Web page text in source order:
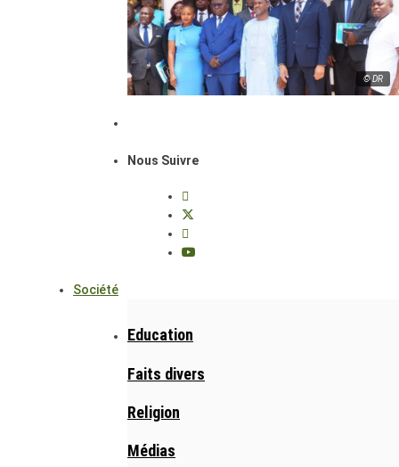
© DR
Nous Suivre
Société
Education
Faits divers
Religion
Médias